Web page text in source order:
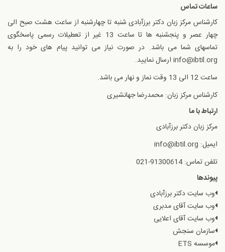
ساعات تماس
کارشناس مرکز زبان دکتر برزآبادی شنبه تا چهارشنبه از ساعت هشت صبح الی
چهار عصر و پنجشنبه ها تا ساعت 13 غیر از تعطیلات رسمی پاسخگوی
تماسهای شما می باشد. در صورت نیاز می توانید پیام های خود را به
info@ibtil.org ارسال نمایید.
ساعت 12 الی 13 وقت نماز و نهار می باشد.
کارشناس مرکز زبان: محمدرضا جهانشیری
ارتباط با ما
مرکز زبان دکتر برزآبادی
ایمیل: info@ibtil.org
تلفن تماس: 91300614-021
پیوندها
وب سایت دکتر برزآبادی
وب سایت آقای مدبری
وب سایت آقای اعلایی
سازمان سنجش
موسسه ETS